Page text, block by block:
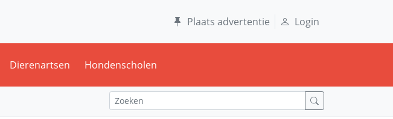
Plaats advertentie Login
Dierenartsen Hondenscholen